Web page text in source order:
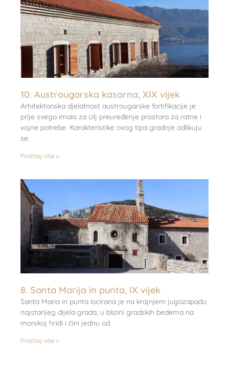
10. Austrougarska kasarna, XIX vijek
Arhitektonska djelatnost austrougarske fortifikacije je
prije svega imala za cilj preuređenje prostora za ratne i
vojne potrebe. Karakteristike ovog tipa gradnje odlikuju
se
Pročitaj više »
8. Santa Marija in punta, IX vijek
Santa Maria in punta locirana je na krajnjem jugozapadu
najstarijeg dijela grada, u blizini gradskih bedema na
morskoj hridi i čini jednu od
Pročitaj više »